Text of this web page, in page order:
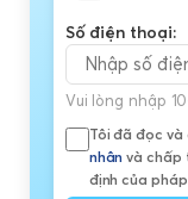
Số điện thoại:
Vui lòng nhập
Tôi đã đọc và
nhân và chấp
định của